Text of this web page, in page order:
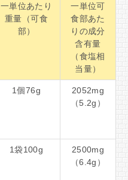
一単位あたり
重量（可食
部）
一単位可
食部あた
りの成分
含有量
（食塩相
当量）
1個76g
2052mg
（5.2g）
1袋100g
2500mg
（6.4g）